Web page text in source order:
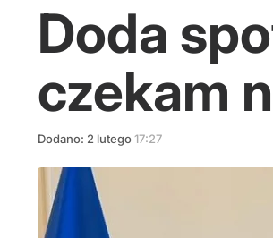
Doda
czekam
Dodano: 2 lutego17:27